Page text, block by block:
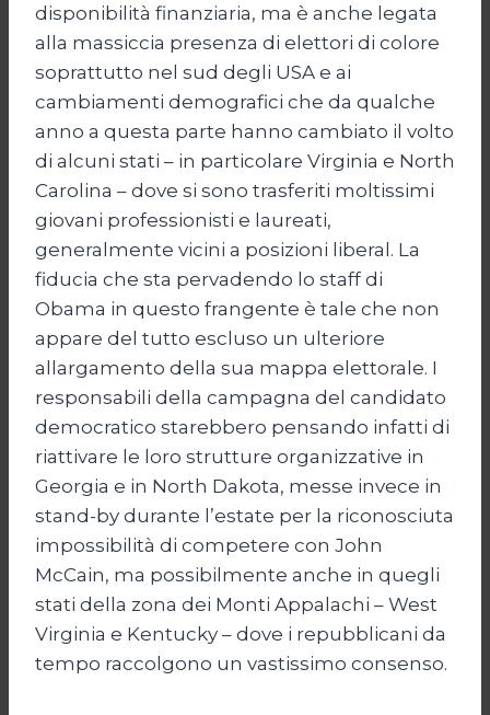
disponibilità finanziaria, ma è anche legata
alla massiccia presenza di elettori di colore
soprattutto nel sud degli USA e ai
cambiamenti demografici che da qualche
anno a questa parte hanno cambiato il volto
di alcuni stati – in particolare Virginia e North
Carolina – dove si sono trasferiti moltissimi
giovani professionisti e laureati,
generalmente vicini a posizioni liberal. La
fiducia che sta pervadendo lo staff di
Obama in questo frangente è tale che non
appare del tutto escluso un ulteriore
allargamento della sua mappa elettorale. I
responsabili della campagna del candidato
democratico starebbero pensando infatti di
riattivare le loro strutture organizzative in
Georgia e in North Dakota, messe invece in
stand-by durante l’estate per la riconosciuta
impossibilità di competere con John
McCain, ma possibilmente anche in quegli
stati della zona dei Monti Appalachi – West
Virginia e Kentucky – dove i repubblicani da
tempo raccolgono un vastissimo consenso.